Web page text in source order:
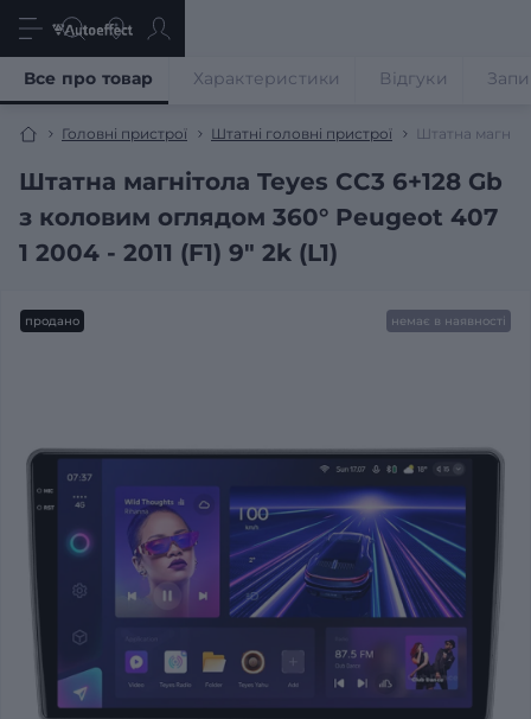
Головні пристрої Штатні головні пристрої Штатна
Штатна магнітола Teyes CC3 6+128 Gb
з коловим оглядом 360° Peugeot 407
1 2004 - 2011 (F1) 9" 2k (L1)
Все про товар Характеристики Відгуки
продано немає в наявності